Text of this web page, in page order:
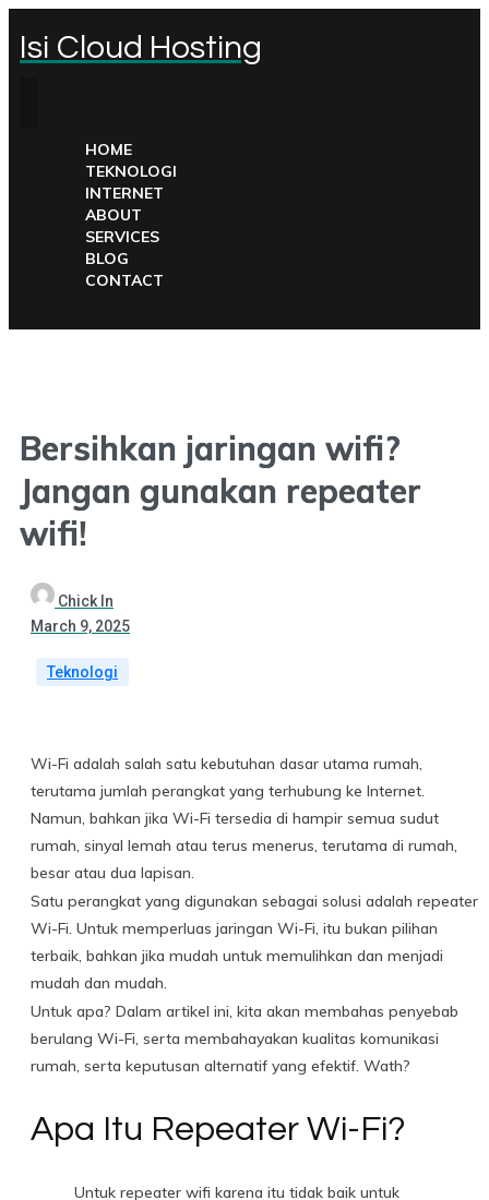
Isi Cloud Hosting
HOME
TEKNOLOGI
INTERNET
ABOUT
SERVICES
BLOG
CONTACT
Bersihkan jaringan wifi?
Jangan gunakan repeater
wifi!
Chick In
March 9, 2025
Teknologi
Wi-Fi adalah salah satu kebutuhan dasar utama rumah,
terutama jumlah perangkat yang terhubung ke Internet.
Namun, bahkan jika Wi-Fi tersedia di hampir semua sudut
rumah, sinyal lemah atau terus menerus, terutama di rumah,
besar atau dua lapisan.
Satu perangkat yang digunakan sebagai solusi adalah repeater
Wi-Fi. Untuk memperluas jaringan Wi-Fi, itu bukan pilihan
terbaik, bahkan jika mudah untuk memulihkan dan menjadi
mudah dan mudah.
Untuk apa? Dalam artikel ini, kita akan membahas penyebab
berulang Wi-Fi, serta membahayakan kualitas komunikasi
rumah, serta keputusan alternatif yang efektif. Wath?
Apa Itu Repeater Wi-Fi?
Untuk repeater wifi karena itu tidak baik untuk